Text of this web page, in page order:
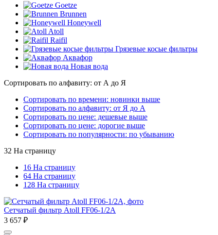
Goetze
Brunnen
Honeywell
Atoll
Raifil
Грязевые косые фильтры
Аквафор
Новая вода
Сортировать по алфавиту: от А до Я
Сортировать по времени: новинки выше
Сортировать по алфавиту: от Я до А
Сортировать по цене: дешевые выше
Сортировать по цене: дорогие выше
Сортировать по популярности: по убыванию
32 На страницу
16 На страницу
64 На страницу
128 На страницу
Сетчатый фильтр Atoll FF06-1/2A
3 657 ₽